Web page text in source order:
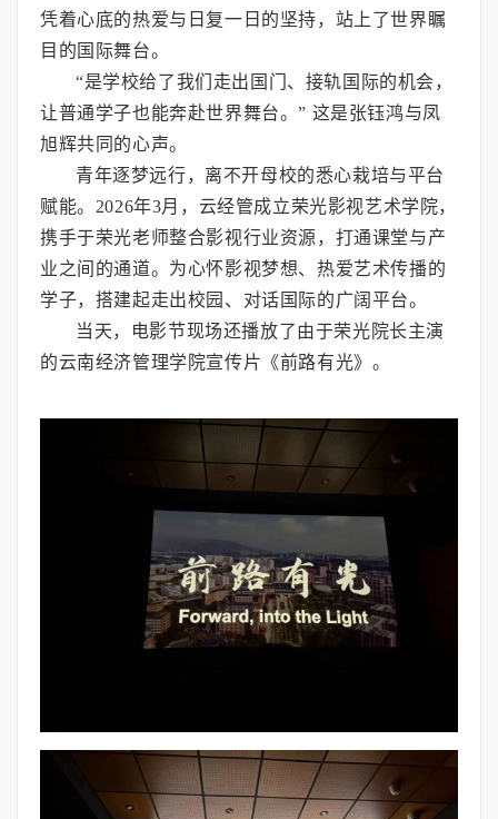
凭着心底的热爱与日复一日的坚持，站上了世界瞩
目的国际舞台。
“是学校给了我们走出国门、接轨国际的机会，
让普通学子也能奔赴世界舞台。” 这是张钰鸿与凤
旭辉共同的心声。
青年逐梦远行，离不开母校的悉心栽培与平台
赋能。2026年3月，云经管成立荣光影视艺术学院，
携手于荣光老师整合影视行业资源，打通课堂与产
业之间的通道。为心怀影视梦想、热爱艺术传播的
学子，搭建起走出校园、对话国际的广阔平台。
当天，电影节现场还播放了由于荣光院长主演
的云南经济管理学院宣传片《前路有光》。